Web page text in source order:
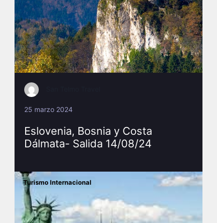
25 marzo 2024
Eslovenia, Bosnia y Costa
Dálmata- Salida 14/08/24
Turismo Internacional